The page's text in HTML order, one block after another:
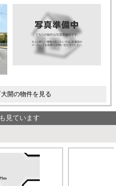
開の物件を見る
見ています